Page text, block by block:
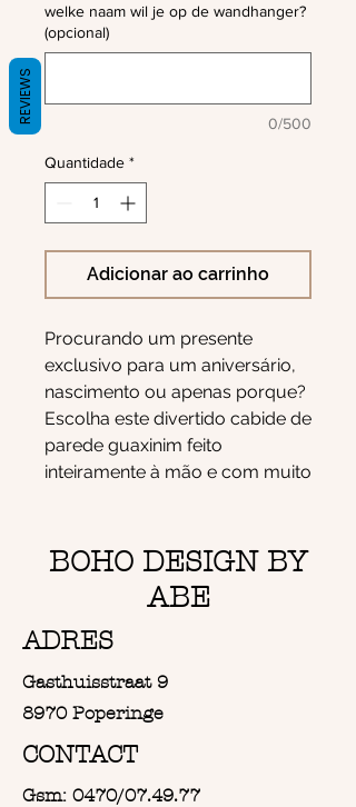
welke naam wil je op de wandhanger?
(opcional)
0/500
Quantidade *
Adicionar ao carrinho
Procurando um presente
exclusivo para um aniversário,
nascimento ou apenas porque?
Escolha este divertido cabide de
parede guaxinim feito
inteiramente à mão e com muito
algodão natural.
Pode ser personalizado com
Nome gravado a laser na
madeira
contacte-me
BOHO DESIGN BY
ABE
ADRES
Gasthuisstraat 9
8970 Poperinge
CONTACT
Gsm: 0470/07.49.77
REVIEWS